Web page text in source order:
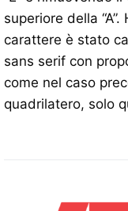
superiore della
carattere è stato
sans serif con
come nel caso
quadrilatero, solo